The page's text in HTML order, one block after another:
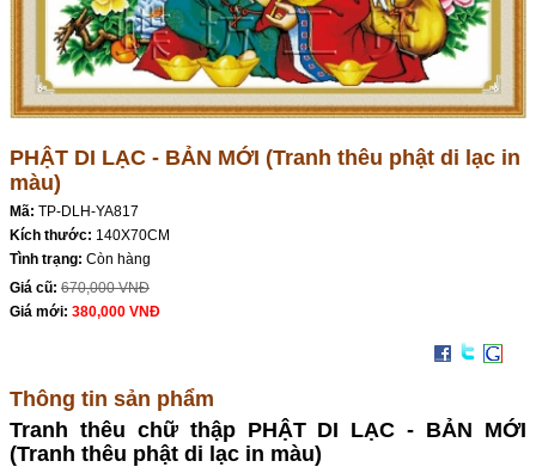
PHẬT DI LẠC - BẢN MỚI (Tranh thêu phật di lạc in
màu)
Mã: TP-DLH-YA817
Kích thước: 140X70CM
Tình trạng: Còn hàng
Giá cũ: 670,000 VNĐ
Giá mới: 380,000 VNĐ
Thông tin sản phẩm
Tranh thêu chữ thập PHẬT DI LẠC - BẢN MỚI
(Tranh thêu phật di lạc in màu)